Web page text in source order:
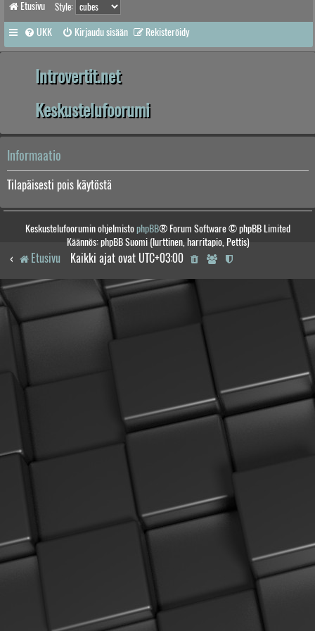
Etusivu Style:
UKK Kirjaudu sisään Rekisteröidy
Introvertit.net
Keskustelufoorumi
Informaatio
Tilapäisesti pois käytöstä
Keskustelufoorumin ohjelmistophpBB® Forum Software © phpBB Limited
Käännös: phpBB Suomi (lurttinen, harritapio, Pettis)
Etusivu Kaikki ajat ovat UTC+03:00